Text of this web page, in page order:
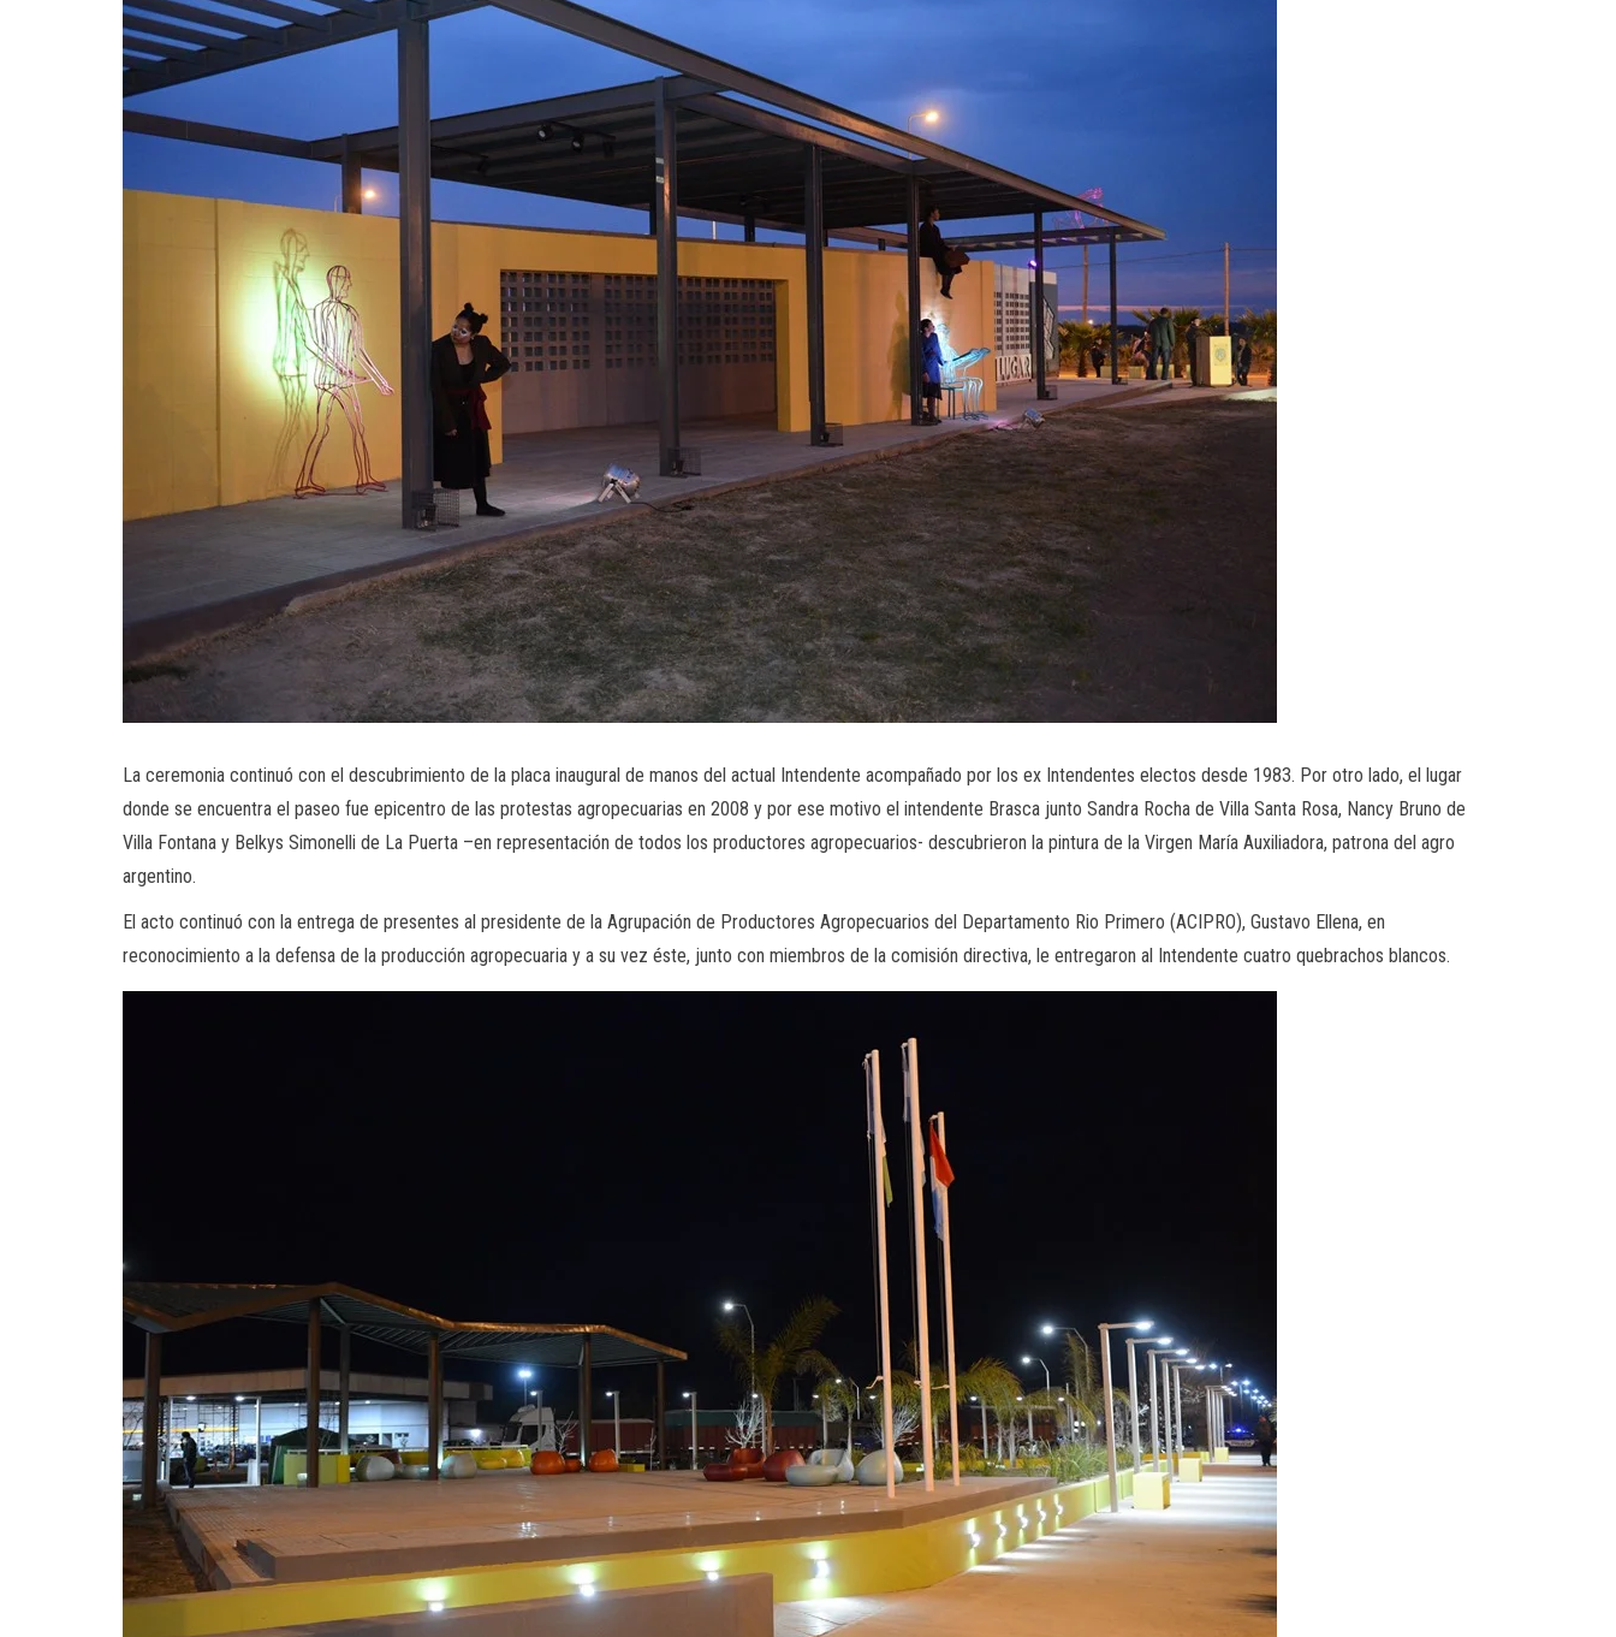
La ceremonia continuó con el descubrimiento de la placa inaugural de manos del actual Intendente acompañado por los ex Intendentes electos desde 1983. Por otro lado, el lugar
donde se encuentra el paseo fue epicentro de las protestas agropecuarias en 2008 y por ese motivo el intendente Brasca junto Sandra Rocha de Villa Santa Rosa, Nancy Bruno de
Villa Fontana y Belkys Simonelli de La Puerta –en representación de todos los productores agropecuarios- descubrieron la pintura de la Virgen María Auxiliadora, patrona del agro
argentino.
El acto continuó con la entrega de presentes al presidente de la Agrupación de Productores Agropecuarios del Departamento Rio Primero (ACIPRO), Gustavo Ellena, en
reconocimiento a la defensa de la producción agropecuaria y a su vez éste, junto con miembros de la comisión directiva, le entregaron al Intendente cuatro quebrachos blancos.